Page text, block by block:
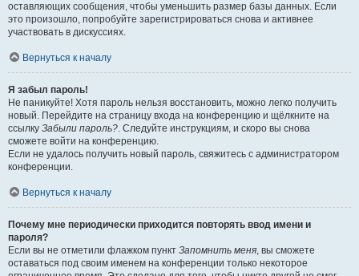
оставляющих сообщения, чтобы уменьшить размер базы данных. Если
это произошло, попробуйте зарегистрироваться снова и активнее
участвовать в дискуссиях.
Вернуться к началу
Я забыл пароль!
Не паникуйте! Хотя пароль нельзя восстановить, можно легко получить
новый. Перейдите на страницу входа на конференцию и щёлкните на
ссылку Забыли пароль?. Следуйте инструкциям, и скоро вы снова
сможете войти на конференцию.
Если не удалось получить новый пароль, свяжитесь с администратором
конференции.
Вернуться к началу
Почему мне периодически приходится повторять ввод имени и
пароля?
Если вы не отметили флажком пункт Запомнить меня, вы сможете
оставаться под своим именем на конференции только некоторое